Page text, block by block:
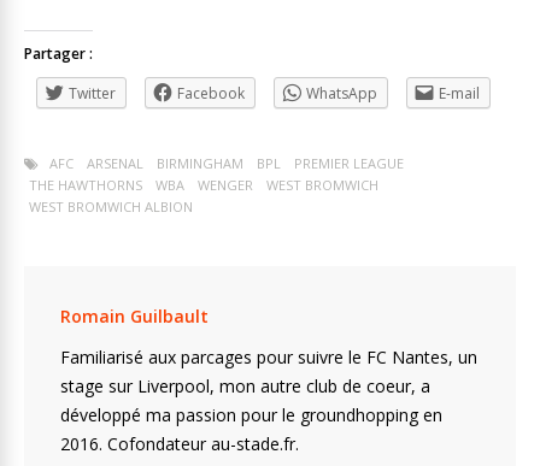
Partager :
Twitter
Facebook WhatsApp E-mail
AFC ARSENAL BIRMINGHAM BPL
PREMIER LEAGUE
THE HAWTHORNS
WBA WENGER
WEST BROMWICH
WEST BROMWICH ALBION
Romain Guilbault
Familiarisé aux parcages pour suivre le FC Nantes, un
stage sur Liverpool, mon autre club de coeur, a
développé ma passion pour le groundhopping en
2016. Cofondateur au-stade.fr.